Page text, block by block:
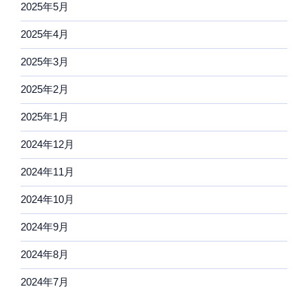
2025年5月
2025年4月
2025年3月
2025年2月
2025年1月
2024年12月
2024年11月
2024年10月
2024年9月
2024年8月
2024年7月